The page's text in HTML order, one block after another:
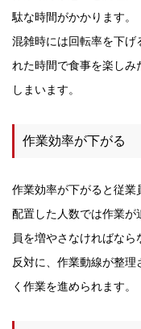
駄な時間がかかります。
混雑時には回転率を下げ
れた時間で食事を楽しみ
しまいます。
作業効率が下がる
作業効率が下がると従業
配置した人数では作業が
員を増やさなければなら
反対に、作業動線が整
く作業を進められます。